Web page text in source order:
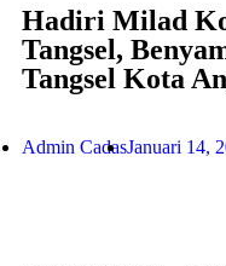
Hadiri Milad
Tangsel,
Tangsel Kota
Admin CadasJanuari 14,